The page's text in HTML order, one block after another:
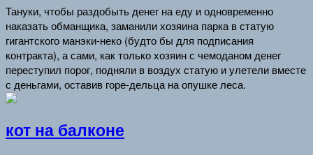
Тануки, чтобы раздобыть денег на еду и одновременно
наказать обманщика, заманили хозяина парка в статую
гигантского манэки-неко (будто бы для подписания
контракта), а сами, как только хозяин с чемоданом денег
переступил порог, подняли в воздух статую и улетели вместе
с деньгами, оставив горе-дельца на опушке леса.
кот на балконе